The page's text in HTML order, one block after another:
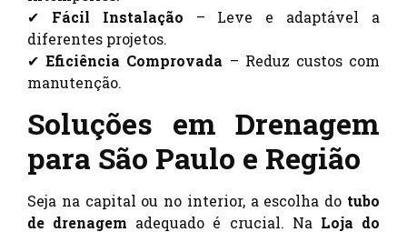
✔ Fácil Instalação – Leve e adaptável a
diferentes projetos.
✔Eficiência Comprovada – Reduz custos com
manutenção.
Soluções em Drenagem
para São Paulo e Região
Seja na capital ou no interior, a escolha do tubo
de drenagem adequado é crucial. Na Loja do